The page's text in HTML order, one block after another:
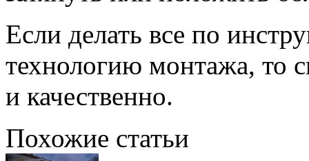
Если делать все по
технологию монтажа, то
и качественно.
Похожие статьи